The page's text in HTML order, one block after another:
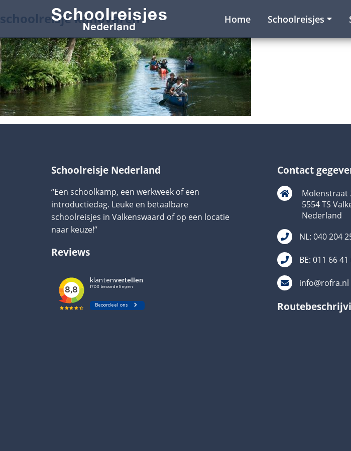
Home Schoolreisjes
schoolreisje kanovaren
Schoolreisje Nederland
“Een schoolkamp, een werkweek of een
introductiedag. Leuke en betaalbare
schoolreisjes in Valkenswaard of op een locatie
naar keuze!”
Reviews
Contact
Molenstraat
5554 TS
Nederland
NL: 040 204
BE: 011 66 41
info@rofra.nl